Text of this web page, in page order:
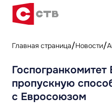
Главная страница Новости
пропускную
с Евросоюзом